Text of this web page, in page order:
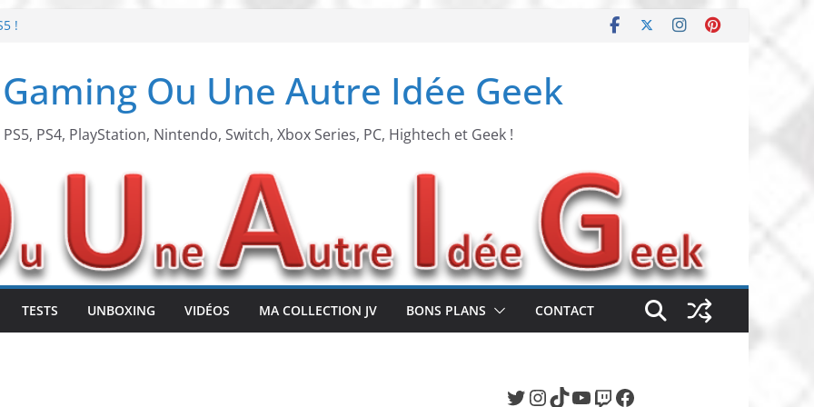
!
!
X Mario
Ou Une Autre Idée Geek
PS4, PlayStation, Nintendo, Switch, Xbox Series, PC, Hightech et Geek !
TESTS UNBOXING VIDÉOS MA COLLECTION JV BONS PLANS CONTACT
Twitter InstagramTikTok YouTube Twitch Facebook